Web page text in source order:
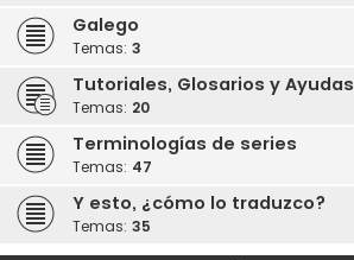
Galego
Temas: 3
Tutoriales, Glosarios y Ayudas
Temas: 20
Terminologías de series
Temas: 47
Y esto, ¿cómo lo traduzco?
Temas: 35